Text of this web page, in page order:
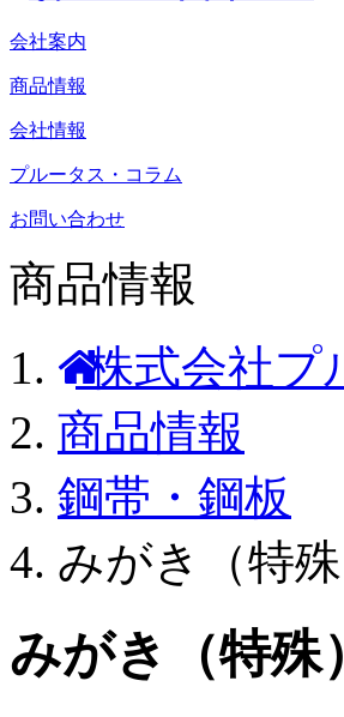
会社案内
商品情報
会社情報
プルータス・コラム
お問い合わせ
商品情報
株式会社プ
商品情報
鋼帯・鋼板
みがき（特
みがき（特殊